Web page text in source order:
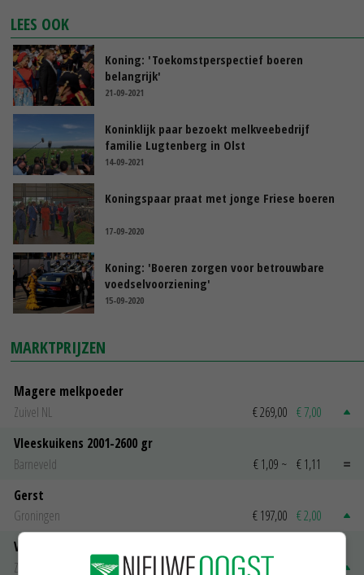
LEES OOK
Koning: 'Toekomstperspectief boeren
belangrijk'
21-09-2021
Koninklijk paar bezoekt melkveebedrijf
familie Lugtenberg in Olst
14-09-2021
Koningspaar praat met jonge Friese boeren
17-09-2020
Koning: 'Boeren zorgen voor betrouwbare
voedselvoorziening'
15-09-2020
MARKTPRIJZEN
Magere melkpoeder
Zuivel NL
€ 269,00 € 7,00
Vleeskuikens 2001-2600 gr
Barneveld
€ 1,09 ~ € 1,11
Gerst
Groningen
€ 197,00 € 2,00
Volle melkpoeder
Zuivel NL
€ 345,00